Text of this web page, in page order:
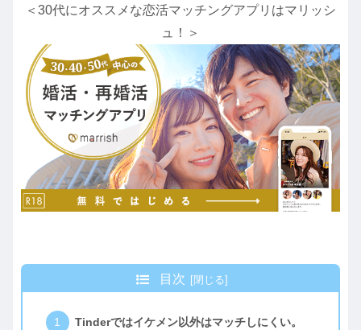
＜30代にオススメな恋活マッチングアプリはマリッシ
ュ！＞
目次
Tinderではイケメン以外はマッチしにくい。